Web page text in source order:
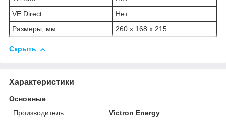
VE.Direct
Нет
Размеры, мм
260 x 168 x 215
Скрыть
Характеристики
Основные
Производитель
Victron Energy